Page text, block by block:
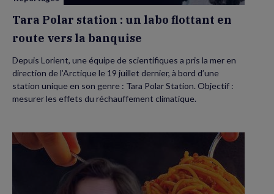
la
Tara Polar station : un labo flottant en
route vers la banquise
Depuis Lorient, une équipe de scientifiques a pris la mer en
direction de l’Arctique le 19 juillet dernier, à bord d’une
station unique en son genre : Tara Polar Station. Objectif :
mesurer les effets du réchauffement climatique.